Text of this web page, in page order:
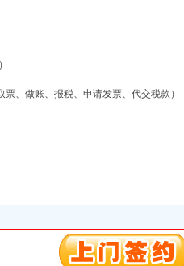
、做账、报税、申请发票、代交税款）